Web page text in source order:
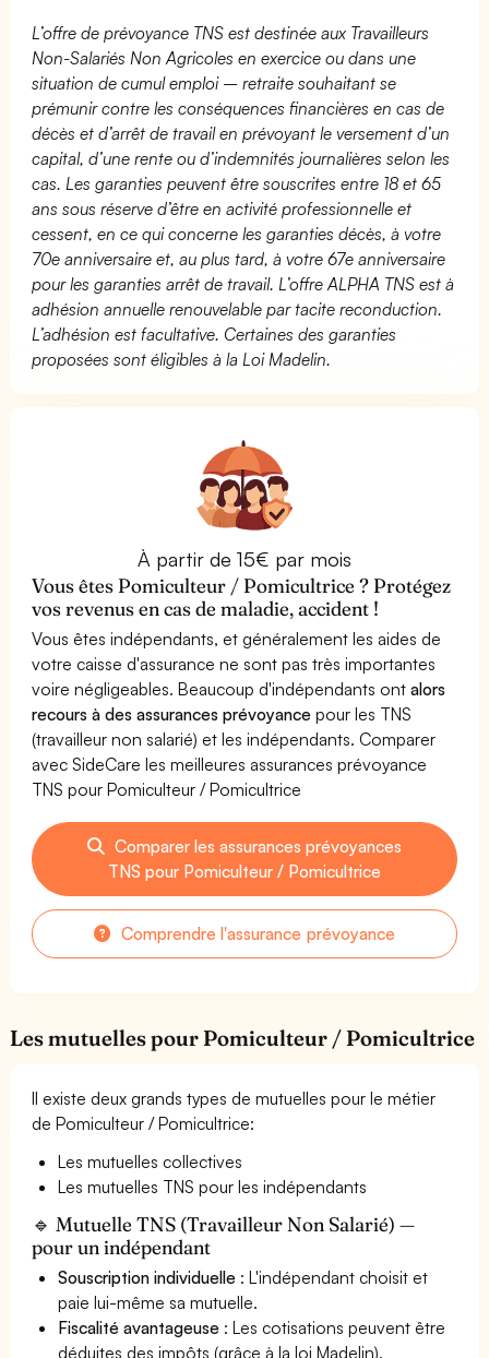
L’offre de prévoyance TNS est destinée aux Travailleurs
Non-Salariés Non Agricoles en exercice ou dans une
situation de cumul emploi – retraite souhaitant se
prémunir contre les conséquences financières en cas de
décès et d’arrêt de travail en prévoyant le versement d’un
capital, d’une rente ou d’indemnités journalières selon les
cas. Les garanties peuvent être souscrites entre 18 et 65
ans sous réserve d’être en activité professionnelle et
cessent, en ce qui concerne les garanties décès, à votre
70e anniversaire et, au plus tard, à votre 67e anniversaire
pour les garanties arrêt de travail. L’offre ALPHA TNS est à
adhésion annuelle renouvelable par tacite reconduction.
L’adhésion est facultative. Certaines des garanties
proposées sont éligibles à la Loi Madelin.
À partir de 15€ par mois
Vous êtes Pomiculteur / Pomicultrice ? Protégez
vos revenus en cas de maladie, accident !
Vous êtes indépendants, et généralement les aides de
votre caisse d'assurance ne sont pas très importantes
voire négligeables. Beaucoup d'indépendants ontalors
recours à des assurances prévoyance pour les TNS
(travailleur non salarié) et les indépendants. Comparer
avec SideCare les meilleures assurances prévoyance
TNS pour Pomiculteur / Pomicultrice
Comparer les assurances prévoyances
TNS pour Pomiculteur / Pomicultrice
Comprendre l'assurance prévoyance
Les mutuelles pour Pomiculteur / Pomicultrice
Il existe deux grands types de mutuelles pour le métier
de Pomiculteur / Pomicultrice:
Les mutuelles collectives
Les mutuelles TNS pour les indépendants
🔹 Mutuelle TNS (Travailleur Non Salarié) —
pour un indépendant
Souscription individuelle : L'indépendant choisit et
paie lui-même sa mutuelle.
Fiscalité avantageuse : Les cotisations peuvent être
déduites des impôts (grâce à la loi Madelin).